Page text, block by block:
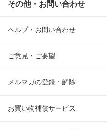
その他・お問い合わせ
ヘルプ・お問い合わせ
ご意見・ご要望
メルマガの登録・解除
お買い物補償サービス